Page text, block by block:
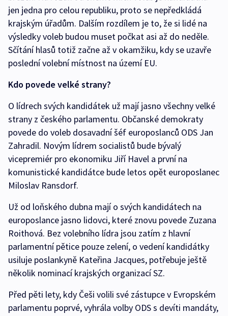
jen jedna pro celou republiku, proto se nepředkládá
krajským úřadům. Dalším rozdílem je to, že si lidé na
výsledky voleb budou muset počkat asi až do neděle.
Sčítání hlasů totiž začne až v okamžiku, kdy se uzavře
poslední volební místnost na území EU.
Kdo povede velké strany?
O lídrech svých kandidátek už mají jasno všechny velké
strany z českého parlamentu. Občanské demokraty
povede do voleb dosavadní šéf europoslanců ODS Jan
Zahradil. Novým lídrem socialistů bude bývalý
vicepremiér pro ekonomiku Jiří Havel a první na
komunistické kandidátce bude letos opět europoslanec
Miloslav Ransdorf.
Už od loňského dubna mají o svých kandidátech na
europoslance jasno lidovci, které znovu povede Zuzana
Roithová. Bez volebního lídra jsou zatím z hlavní
parlamentní pětice pouze zelení, o vedení kandidátky
usiluje poslankyně Kateřina Jacques, potřebuje ještě
několik nominací krajských organizací SZ.
Před pěti lety, kdy Češi volili své zástupce v Evropském
parlamentu poprvé, vyhrála volby ODS s devíti mandáty,